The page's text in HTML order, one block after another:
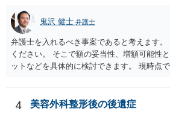
しく悪くなってしまったとか， 手術のミス
しまったとかいう事情があれば， 追加請求
ただし，手術代の返金に応じた際に「これ
ん」という趣旨の合意をしてしまっている
には困難となります。
鬼沢 健士 弁護士
弁護士を入れるべき事案であると考えます
ください。 そこで額の妥当性、増額可能性
ットなどを具体的に検討できます。 現時点
4 美容外科整形後の後遺症